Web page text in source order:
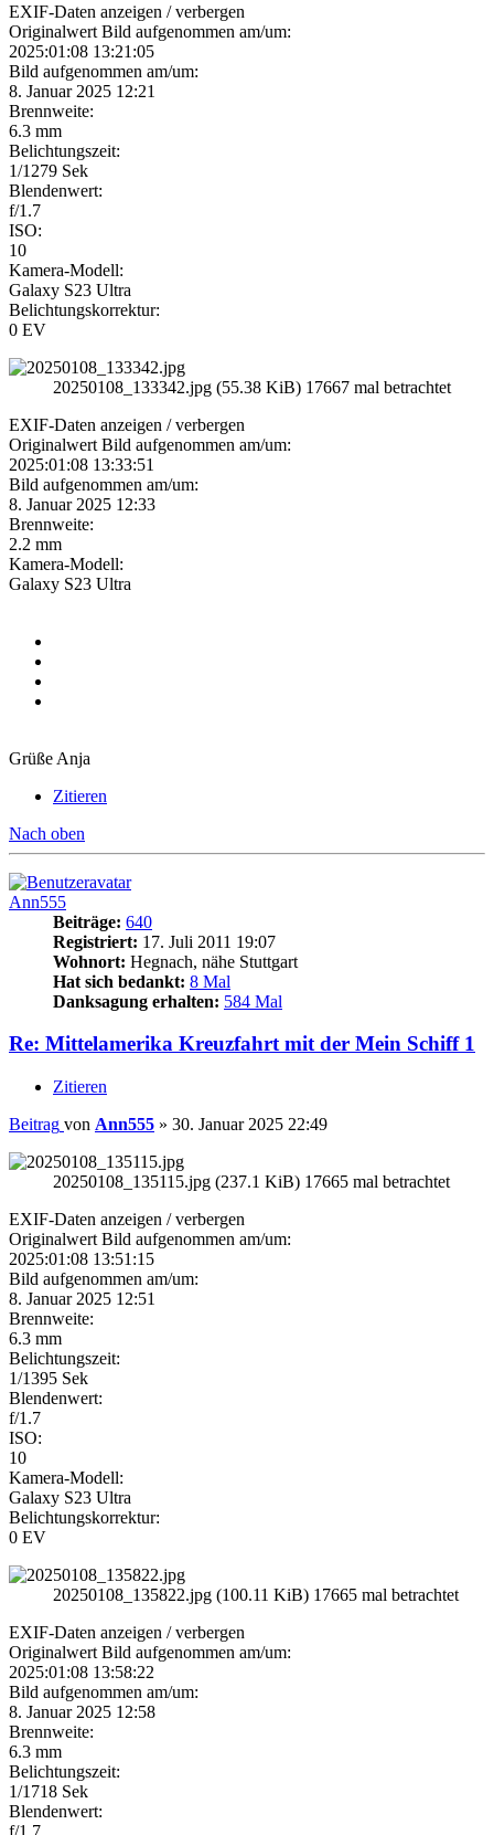
EXIF-Daten anzeigen / verbergen
Originalwert Bild aufgenommen am/um:
2025:01:08 13:21:05
Bild aufgenommen am/um:
8. Januar 2025 12:21
Brennweite:
6.3 mm
Belichtungszeit:
1/1279 Sek
Blendenwert:
f/1.7
ISO:
10
Kamera-Modell:
Galaxy S23 Ultra
Belichtungskorrektur:
0 EV
20250108_133342.jpg (55.38 KiB) 17667 mal betrachtet
EXIF-Daten anzeigen / verbergen
Originalwert Bild aufgenommen am/um:
2025:01:08 13:33:51
Bild aufgenommen am/um:
8. Januar 2025 12:33
Brennweite:
2.2 mm
Kamera-Modell:
Galaxy S23 Ultra
Grüße Anja
Zitieren
Nach oben
Ann555
Beiträge: 640
Registriert: 17. Juli 2011 19:07
Wohnort: Hegnach, nähe Stuttgart
Hat sich bedankt: 8 Mal
Danksagung erhalten: 584 Mal
Re: Mittelamerika Kreuzfahrt mit der Mein Schiff 1
Zitieren
Beitrag von Ann555 » 30. Januar 2025 22:49
20250108_135115.jpg (237.1 KiB) 17665 mal betrachtet
EXIF-Daten anzeigen / verbergen
Originalwert Bild aufgenommen am/um:
2025:01:08 13:51:15
Bild aufgenommen am/um:
8. Januar 2025 12:51
Brennweite:
6.3 mm
Belichtungszeit:
1/1395 Sek
Blendenwert:
f/1.7
ISO:
10
Kamera-Modell:
Galaxy S23 Ultra
Belichtungskorrektur:
0 EV
20250108_135822.jpg (100.11 KiB) 17665 mal betrachtet
EXIF-Daten anzeigen / verbergen
Originalwert Bild aufgenommen am/um:
2025:01:08 13:58:22
Bild aufgenommen am/um:
8. Januar 2025 12:58
Brennweite:
6.3 mm
Belichtungszeit:
1/1718 Sek
Blendenwert: